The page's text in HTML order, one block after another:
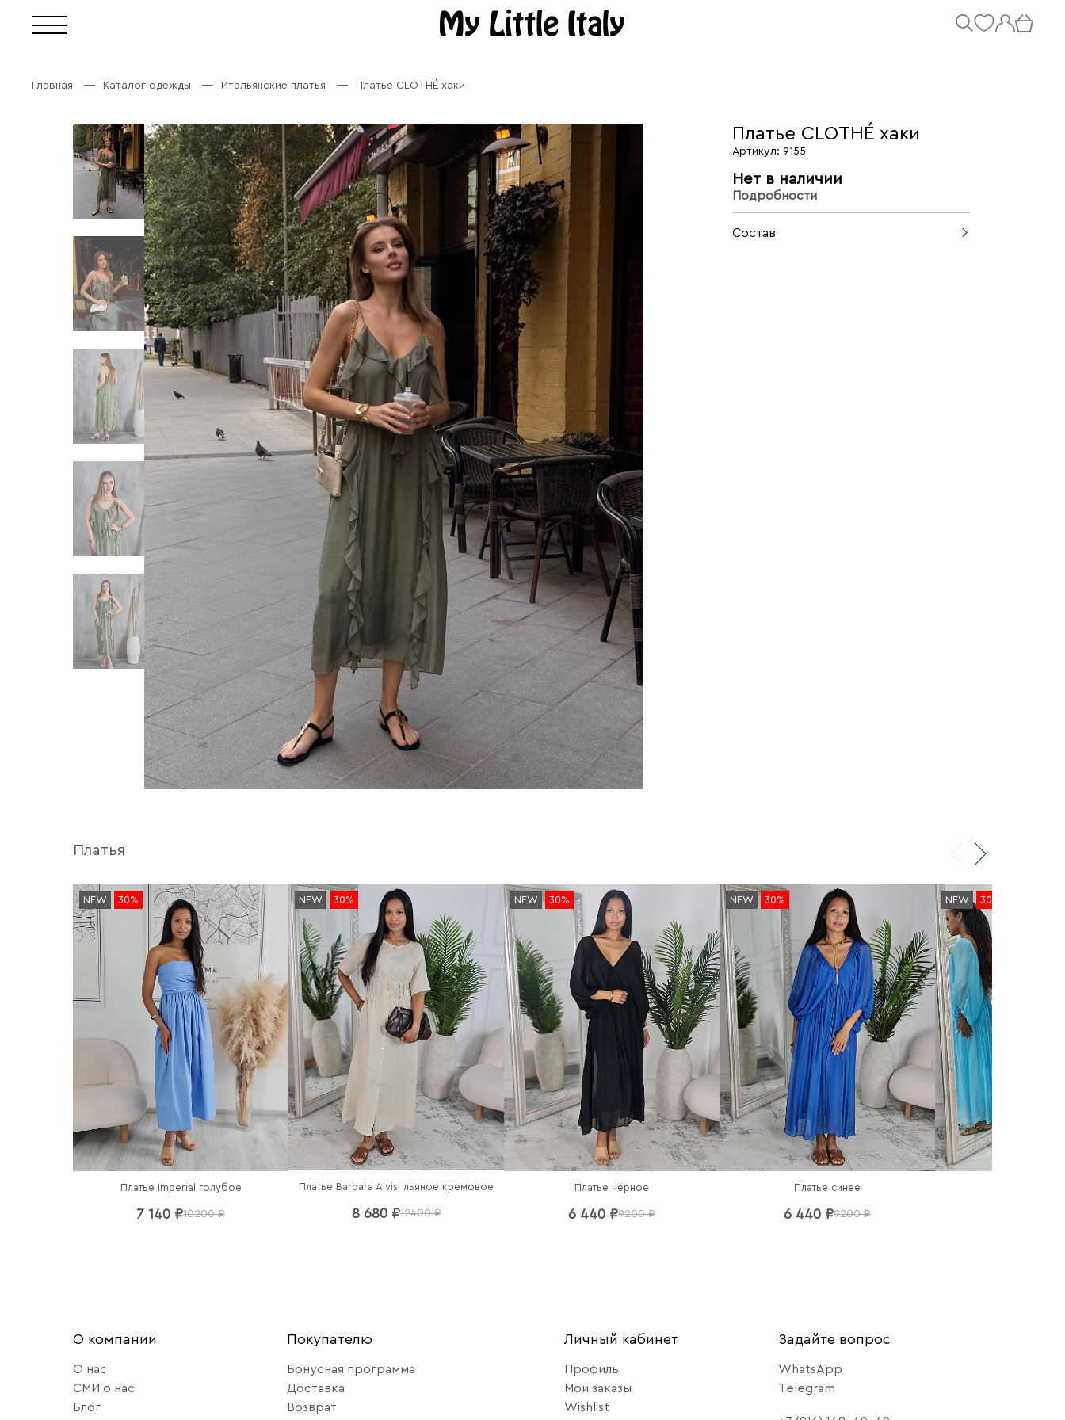
Главная Каталог одежды Итальянские платья Платье CLOTHÉ хаки
Платье CLOTHÉ хаки
Артикул: 9155
Нет в наличии
Подробности
Состав
Платья
NEW 30%
Платье Imperial голубое
7 140 ₽10200 ₽
NEW 30%
Платье Barbara Alvisi льяное кремовое
8 680 ₽12400 ₽
NEW 30%
Платье чёрное
6 440 ₽9200 ₽
NEW 30%
Платье синее
6 440 ₽9200 ₽
NEW 30%
О компании
О нас
СМИ о нас
Блог
Покупателю
Бонусная программа
Доставка
Возврат
Личный кабинет
Профиль
Мои заказы
Wishlist
Задайте вопрос
WhatsApp
Telegram